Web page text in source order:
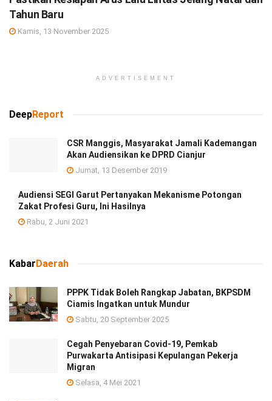
Tahun Baru
Kamis, 13 November 2025
ADVERTISEMENT
DeepReport
CSR Manggis, Masyarakat Jamali Kademangan
Akan Audiensikan ke DPRD Cianjur
Jumat, 13 Desember 2019
Audiensi SEGI Garut Pertanyakan Mekanisme Potongan
Zakat Profesi Guru, Ini Hasilnya
Rabu, 2 Juni 2021
KabarDaerah
PPPK Tidak Boleh Rangkap Jabatan, BKPSDM
Ciamis Ingatkan untuk Mundur
Sabtu, 20 September 2025
Cegah Penyebaran Covid-19, Pemkab
Purwakarta Antisipasi Kepulangan Pekerja
Migran
Selasa, 4 Mei 2021